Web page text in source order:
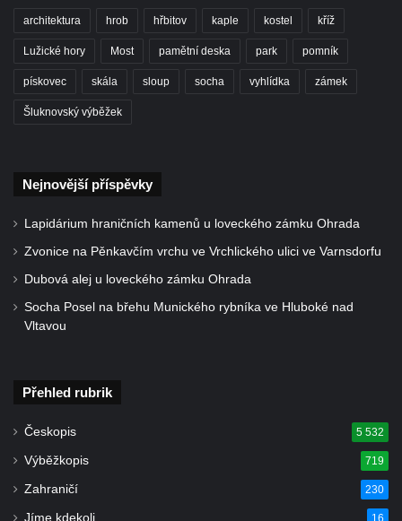
Kenotaf Josefa Staritze na hřbitově ve
Hrob rodiny Klingerových na hřbitově ve
Tyršových sadech v Jablonci nad Nisou
Pamětní desky obětem 1. světové války na
Pamětní deska Polské armádě na budově
v Dubé
architektura hrob hřbitov kaple kostel kříž
Lužické hory Most pamětní deska park pomník
pískovec skála sloup socha vyhlídka zámek
Šluknovský výběžek
Nejnovější příspěvky
Lapidárium hraničních kamenů u loveckého zámku Ohrada
Zvonice na Pěnkavčím vrchu ve Vrchlického ulici ve Varnsdorfu
Dubová alej u loveckého zámku Ohrada
Socha Posel na břehu Munického rybníka ve Hluboké nad
Vltavou
Přehled rubrik
Českopis 5 532
Výběžkopis 719
Zahraničí 230
Jíme kdekoli 16